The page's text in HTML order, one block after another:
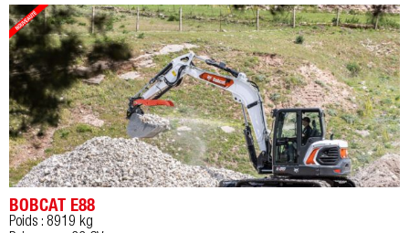
BOBCAT E88
Poids : 8919 kg